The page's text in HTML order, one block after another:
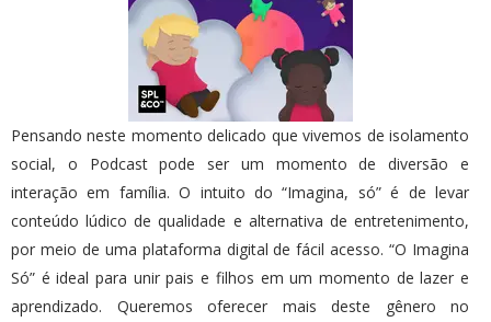
Pensando neste momento delicado que vivemos de isolamento
social, o Podcast pode ser um momento de diversão e
interação em família. O intuito do “Imagina, só” é de levar
conteúdo lúdico de qualidade e alternativa de entretenimento,
por meio de uma plataforma digital de fácil acesso. “O Imagina
Só” é ideal para unir pais e filhos em um momento de lazer e
aprendizado. Queremos oferecer mais deste gênero no